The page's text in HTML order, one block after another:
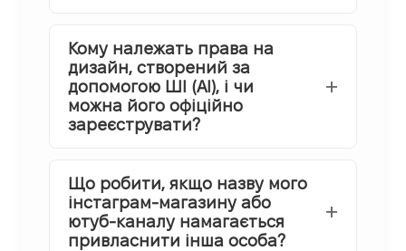
Кому належать права на
дизайн, створений за
допомогою ШІ (AI), і чи
можна його офіційно
зареєструвати?
Що робити, якщо назву мого
інстаграм-магазину або
ютуб-каналу намагається
привласнити інша особа?